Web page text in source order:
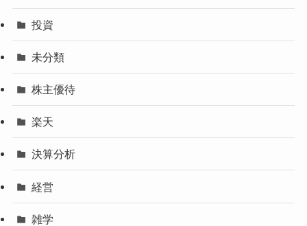
投資
未分類
株主優待
楽天
決算分析
経営
雑学